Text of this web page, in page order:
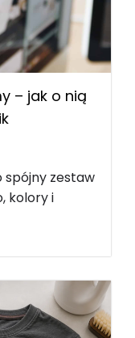
– jak o nią
spójny zestaw
kolory i